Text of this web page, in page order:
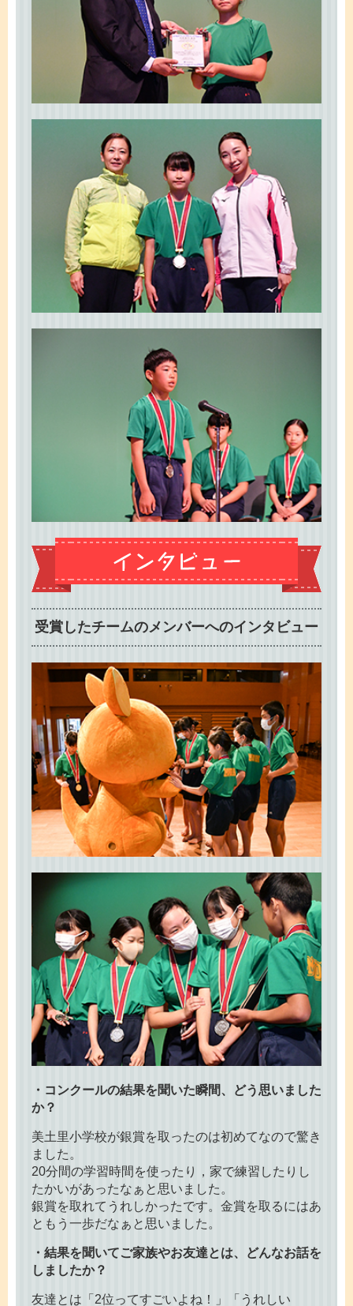
受賞したチームのメンバーへのインタビュー
・コンクールの結果を聞いた瞬間、どう思いました
か？
美土里小学校が銀賞を取ったのは初めてなので驚き
ました。
20分間の学習時間を使ったり，家で練習したりし
たかいがあったなぁと思いました。
銀賞を取れてうれしかったです。金賞を取るにはあ
ともう一歩だなぁと思いました。
・結果を聞いてご家族やお友達とは、どんなお話を
しましたか？
友達とは「2位ってすごいよね！」「うれしい